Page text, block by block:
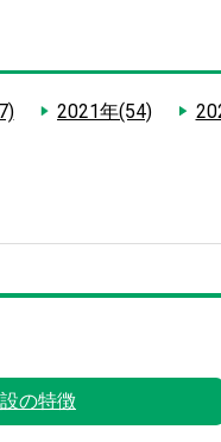
2021年(54)
の特徴